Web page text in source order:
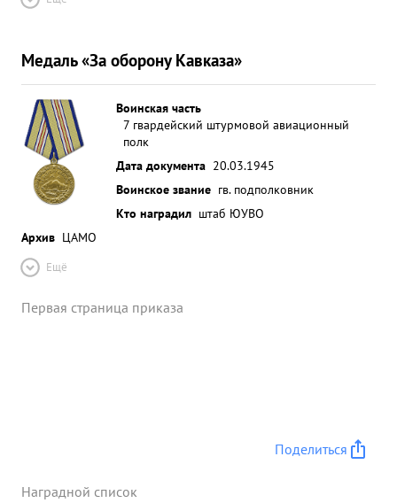
Медаль «За оборону Кавказа»
Воинская часть
7 гвардейский штурмовой авиационный
полк
Дата документа 20.03.1945
Воинское звание гв. подполковник
Кто наградил штаб ЮУВО
Архив ЦАМО
Ещё
Первая страница приказа
Поделиться
Наградной список